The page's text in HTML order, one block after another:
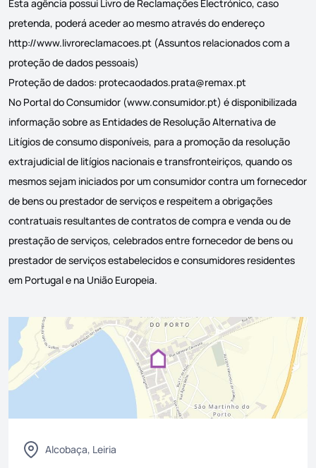
Esta agência possui Livro de Reclamações Electrónico, caso
pretenda, poderá aceder ao mesmo através do endereço
http://www.livroreclamacoes.pt (Assuntos relacionados com a
proteção de dados pessoais)
Proteção de dados: protecaodados.prata@remax.pt
No Portal do Consumidor (www.consumidor.pt) é disponibilizada
informação sobre as Entidades de Resolução Alternativa de
Litígios de consumo disponíveis, para a promoção da resolução
extrajudicial de litígios nacionais e transfronteiriços, quando os
mesmos sejam iniciados por um consumidor contra um fornecedor
de bens ou prestador de serviços e respeitem a obrigações
contratuais resultantes de contratos de compra e venda ou de
prestação de serviços, celebrados entre fornecedor de bens ou
prestador de serviços estabelecidos e consumidores residentes
em Portugal e na União Europeia.
Alcobaça, Leiria